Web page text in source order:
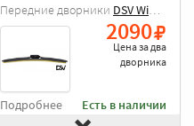
Передние дворники DSV Wiper Blade
2090
Цена задва
дворника
Есть в наличии
Подробнее